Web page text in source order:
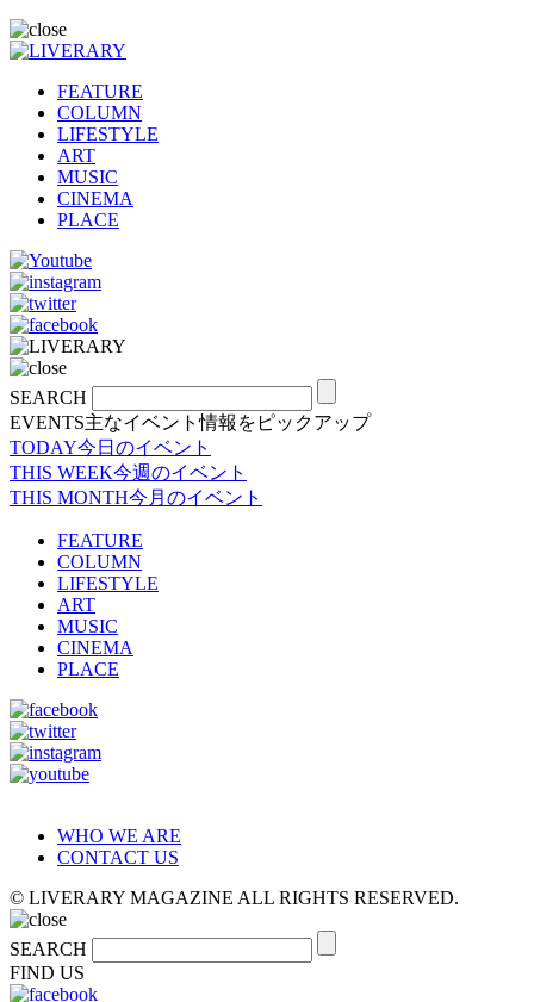
FEATURE
COLUMN
LIFESTYLE
ART
MUSIC
CINEMA
PLACE
SEARCH
EVENTS主なイベント情報をピックアップ
TODAY今日のイベント
THIS WEEK今週のイベント
THIS MONTH今月のイベント
FEATURE
COLUMN
LIFESTYLE
ART
MUSIC
CINEMA
PLACE
WHO WE ARE
CONTACT US
© LIVERARY MAGAZINE ALL RIGHTS RESERVED.
SEARCH
FIND US